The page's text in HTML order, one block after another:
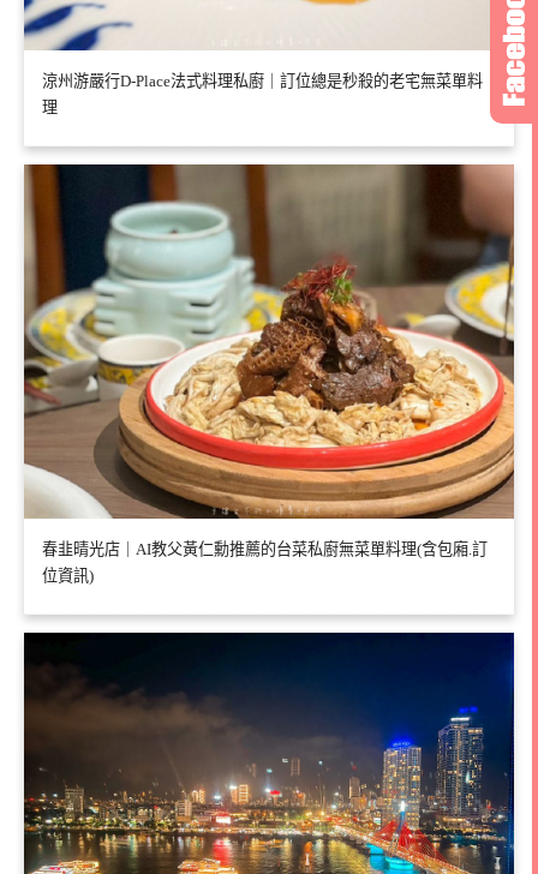
涼州游嚴行D-Place法式料理私廚｜訂位總是秒殺的老宅無菜單料
理
春韭晴光店｜AI教父黃仁勳推薦的台菜私廚無菜單料理(含包廂.訂
位資訊)